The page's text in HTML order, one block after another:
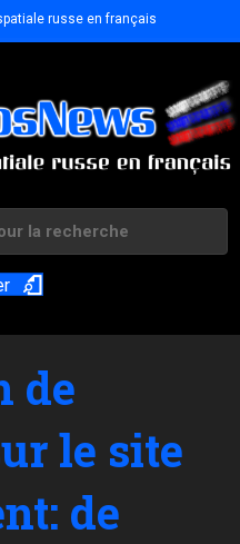
russe en français
de
le site
de